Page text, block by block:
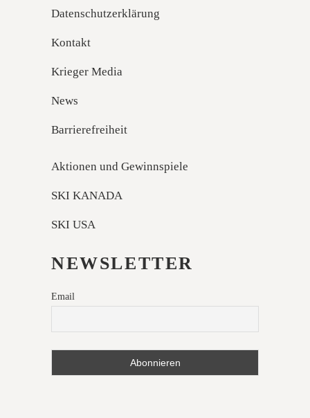
Datenschutzerklärung
Kontakt
Krieger Media
News
Barrierefreiheit
Aktionen und Gewinnspiele
SKI KANADA
SKI USA
NEWSLETTER
Email